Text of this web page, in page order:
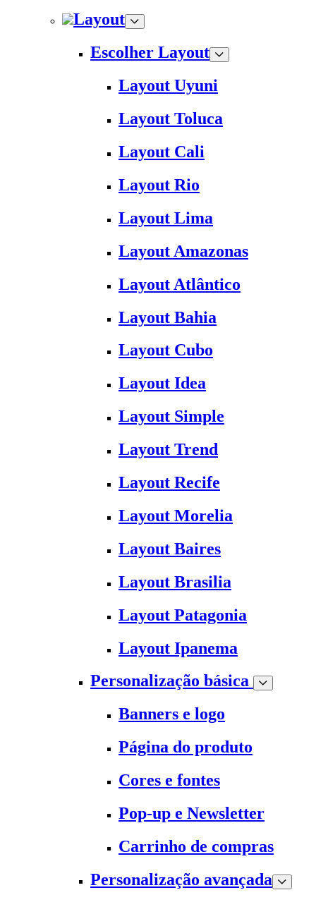
Layout
Escolher Layout
Layout Uyuni
Layout Toluca
Layout Cali
Layout Rio
Layout Lima
Layout Amazonas
Layout Atlântico
Layout Bahia
Layout Cubo
Layout Idea
Layout Simple
Layout Trend
Layout Recife
Layout Morelia
Layout Baires
Layout Brasilia
Layout Patagonia
Layout Ipanema
Personalização básica
Banners e logo
Página do produto
Cores e fontes
Pop-up e Newsletter
Carrinho de compras
Personalização avançada